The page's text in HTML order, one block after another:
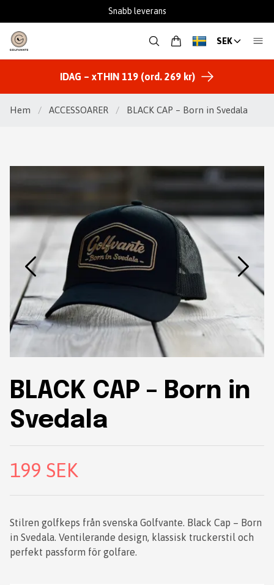
Fantastisk support
SEK
IDAG – xTHIN 119 (ord. 269 kr)
Hem / ACCESSOARER / BLACK CAP – Born in Svedala
BLACK CAP – Born in
Svedala
199 SEK
Stilren golfkeps från svenska Golfvante. Black Cap – Born
in Svedala. Ventilerande design, klassisk truckerstil och
perfekt passform för golfare.